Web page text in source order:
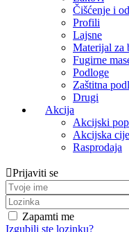
Čišćenje i
Profili
Lajsne
Materijal za
Fugirne
Podloge
Zaštitna
Drugi
Akcija
Akcijski
Akcijska
Rasprodaja
Prijaviti se
Zapamti me
Izgubili ste lozinku?